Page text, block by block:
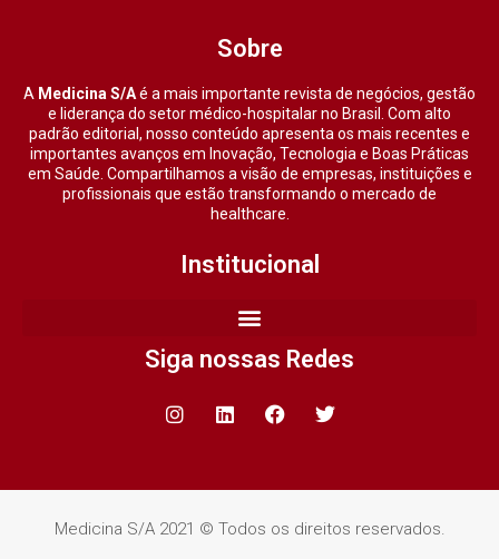
Sobre
A Medicina S/Aé a mais importante revista de negócios, gestão
e liderança do setor médico-hospitalar no Brasil. Com alto
padrão editorial, nosso conteúdo apresenta os mais recentes e
importantes avanços em Inovação, Tecnologia e Boas Práticas
em Saúde. Compartilhamos a visão de empresas, instituições e
profissionais que estão transformando o mercado de
healthcare.
Institucional
Siga nossas Redes
Medicina S/A 2021 © Todos os direitos reservados.